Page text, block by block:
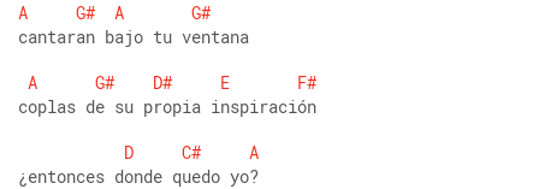
A
G# A
G#
cantaran bajo tu ventana
A
G# D# E
F#
coplas de su propia inspiración
D
C#
A
¿entonces donde quedo yo?